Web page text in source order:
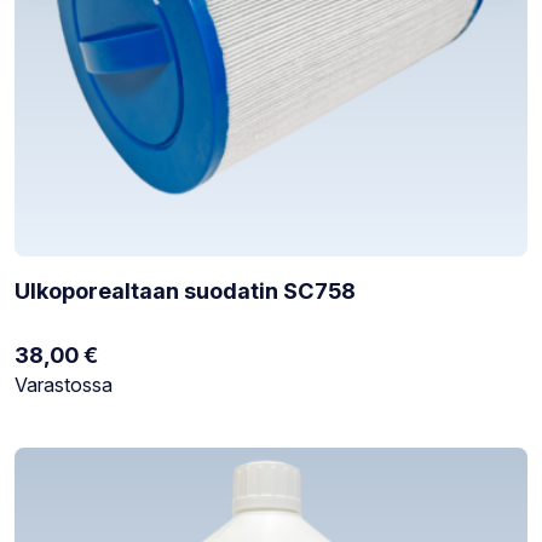
Ulkoporealtaan suodatin SC758
38,00€
Varastotilanne:
Varastossa